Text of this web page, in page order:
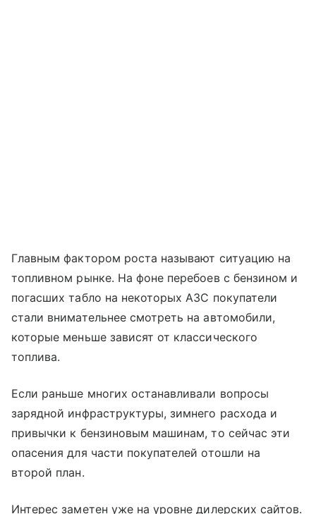
Главным фактором роста называют ситуацию на
топливном рынке. На фоне перебоев с бензином и
погасших табло на некоторых АЗС покупатели
стали внимательнее смотреть на автомобили,
которые меньше зависят от классического
топлива.
Если раньше многих останавливали вопросы
зарядной инфраструктуры, зимнего расхода и
привычки к бензиновым машинам, то сейчас эти
опасения для части покупателей отошли на
второй план.
Интерес заметен уже на уровне дилерских сайтов.